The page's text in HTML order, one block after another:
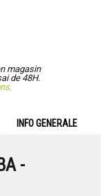
magasin
de 48H.
INFO GENERALE
-